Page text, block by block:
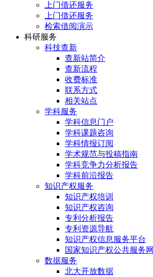
上门借还服务
上门借还服务
检索借阅演示
科研服务
科技查新
查新站简介
查新流程
收费标准
联系方式
相关站点
学科服务
学科信息门户
学科课题咨询
学科情报订阅
学术规范与投稿指南
学科竞争力分析报告
学科前沿报告
知识产权服务
知识产权培训
知识产权咨询
专利分析报告
专利资源导航
知识产权信息服务平台
国家知识产权公共服务网
数据服务
北大开放数据